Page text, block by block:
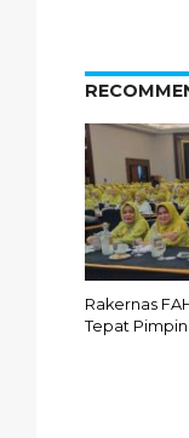
Rakernas
Tepat